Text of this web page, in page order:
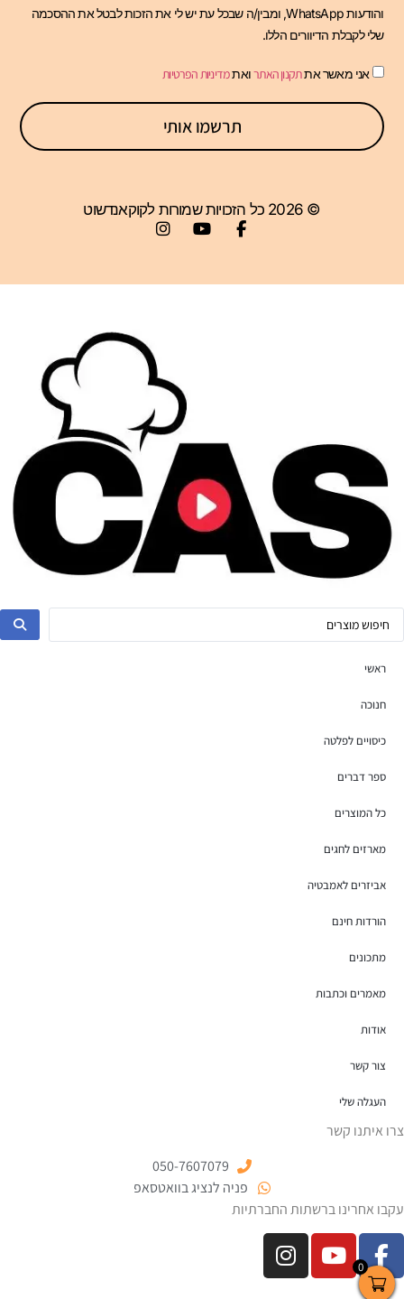
0
והודעות WhatsApp, ומבין/ה שבכל עת יש לי את הזכות לבטל את ההסכמה
שלי לקבלת הדיוורים הללו.
אני מאשר אתתקנון האתרואתמדיניות הפרטיות
תרשמו אותי
© 2026 כל הזכויות שמורות לקוקאנדשוט
ראשי
חנוכה
כיסויים לפלטה
ספר דברים
כל המוצרים
מארזים לחגים
אביזרים לאמבטיה
הורדות חינם
מתכונים
מאמרים וכתבות
אודות
צור קשר
העגלה שלי
צרו איתנו קשר
050-7607079
פניה לנציג בוואטסאפ
עקבו אחרינו ברשתות החברתיות